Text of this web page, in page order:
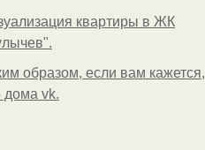
квартиры в ЖК
образом, если вам кажется,
дома vk.